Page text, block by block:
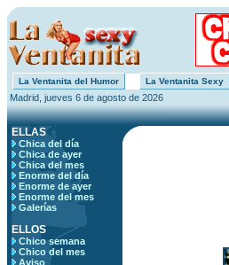
La Ventanita del Humor La Ventanita Sexy
Madrid, jueves 6 de agosto de 2026
ELLAS
Chica del día
Chica de ayer
Chica del mes
Enorme del día
Enorme de ayer
Enorme del mes
Galerías
ELLOS
Chico semana
Chico del mes
Aviso